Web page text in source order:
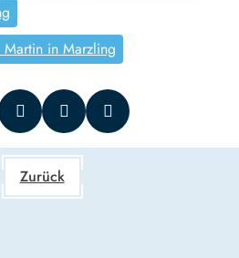
Martin in Marzling
Zurück